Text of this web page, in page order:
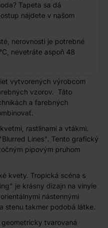
Tapeta sa dá
nájdete v našom
nerovnosti je potrebné
nevetráte aspoň 48
vytvorených výrobcom
vzorov. Táto
a farebných
rastlinami a vtákmi.
Lines". Tento grafický
pipovým pruhom
kvety. Tropická scéna s
je krásny dizajn na vinyle
nástennými
stenu takmer podobá látke.
tvarovaná